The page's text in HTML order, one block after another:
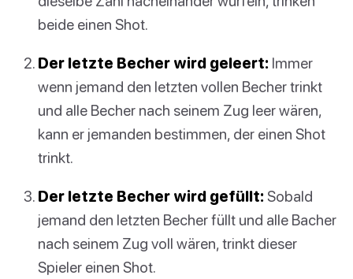
beide einen Shot.
Der letzte Becher wird geleert: Immer
wenn jemand den letzten vollen Becher trinkt
und alle Becher nach seinem Zug leer wären,
kann er jemanden bestimmen, der einen Shot
trinkt.
Der letzte Becher wird gefüllt: Sobald
jemand den letzten Becher füllt und alle Bacher
nach seinem Zug voll wären, trinkt dieser
Spieler einen Shot.